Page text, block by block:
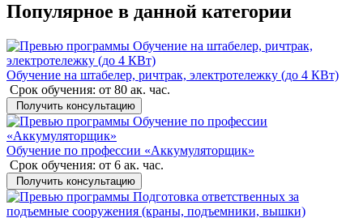
Популярное в данной категории
Обучение на штабелер, ричтрак, электротележку (до 4 КВт)
Срок обучения: от 80 ак. час.
Получить консультацию
Обучение по профессии «Аккумуляторщик»
Срок обучения: от 6 ак. час.
Получить консультацию